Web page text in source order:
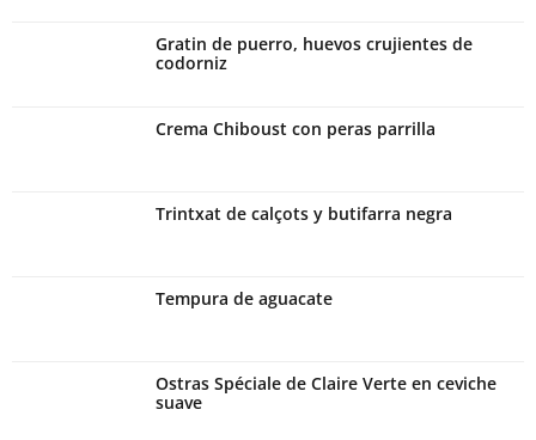
Gratin de puerro, huevos crujientes de
codorniz
Crema Chiboust con peras parrilla
Trintxat de calçots y butifarra negra
Tempura de aguacate
Ostras Spéciale de Claire Verte en ceviche
suave